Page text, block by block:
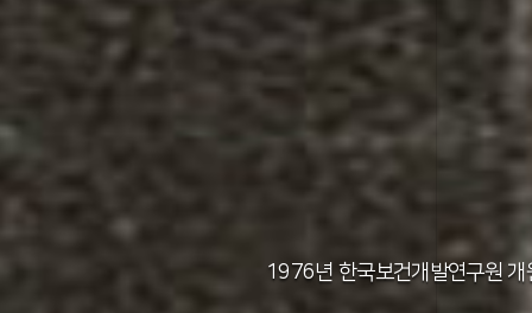
1971년 가족계획연구원
1976년 한국보건개발연구원 개
1982년 한국인구보건연구원 신청사 준
2012년 한국보건사회연구원 서울 청사
2011년 한국보건사회연구원 설립 40주년
2014년 한국보건사회연구원 세종 청사